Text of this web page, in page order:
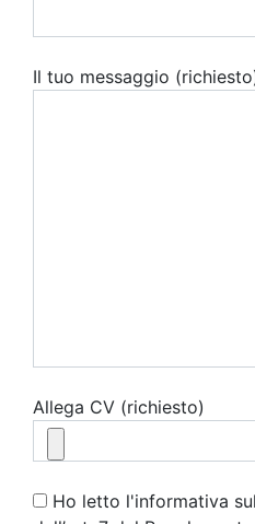
Il tuo messaggio
Allega CV (richiesto)
Ho letto l'informativa